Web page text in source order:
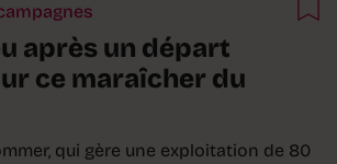
après un départ
ce maraîcher du
qui gère une exploitation de 80